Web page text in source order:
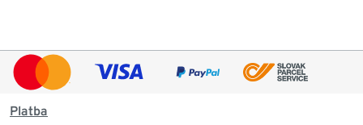
Platba